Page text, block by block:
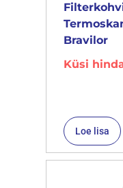
Bravilor
Küsi
Loe lisa